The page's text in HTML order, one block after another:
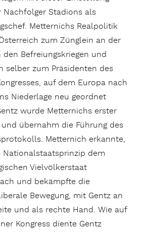
Nachfolger Stadions als
Metternichs Realpolitik
zum Zünglein an der
den Befreiungskriegen und
selber zum Präsidenten des
auf dem Europa nach
Niederlage neu geordnet
wurde Metternichs erster
übernahm die Führung des
Metternich erkannte,
Nationalstaatsprinzip dem
Vielvölkerstaat
und bekämpfte die
Bewegung, mit Gentz an
und als rechte Hand. Wie auf
Kongress diente Gentz